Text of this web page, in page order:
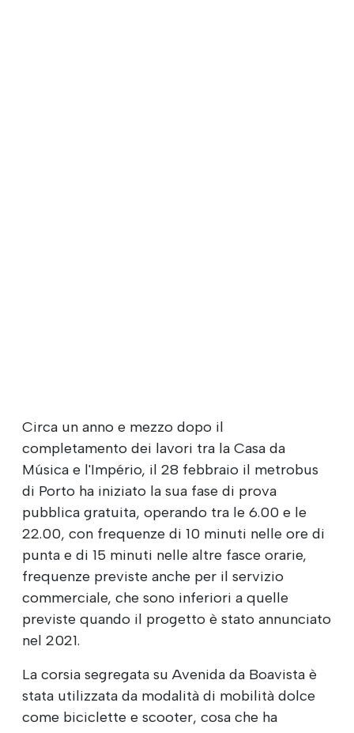
Circa un anno e mezzo dopo il
completamento dei lavori tra la Casa da
Música e l'Império, il 28 febbraio il metrobus
di Porto ha iniziato la sua fase di prova
pubblica gratuita, operando tra le 6.00 e le
22.00, con frequenze di 10 minuti nelle ore di
punta e di 15 minuti nelle altre fasce orarie,
frequenze previste anche per il servizio
commerciale, che sono inferiori a quelle
previste quando il progetto è stato annunciato
nel 2021.
La corsia segregata su Avenida da Boavista è
stata utilizzata da modalità di mobilità dolce
come biciclette e scooter, cosa che ha